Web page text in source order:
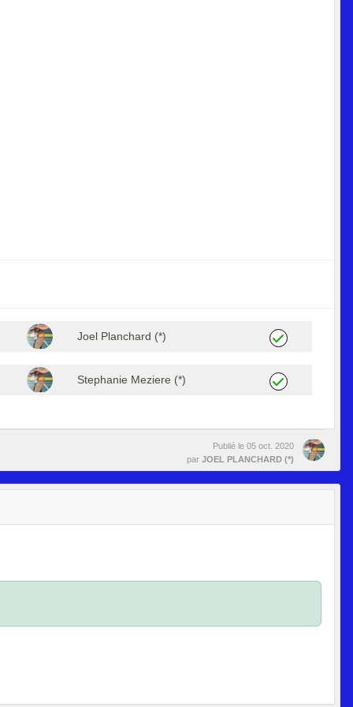
Joel Planchard (*)
Stephanie Meziere (*)
Publié le 05 oct. 2020
par JOEL PLANCHARD (*)